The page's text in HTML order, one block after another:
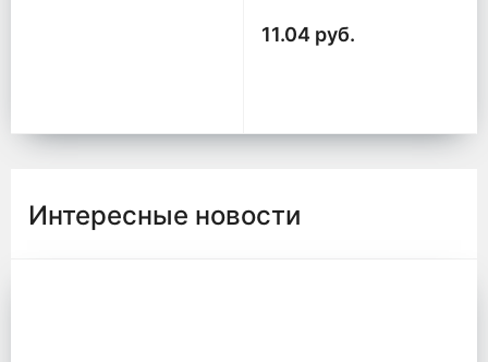
11.04 руб.
Интересные новости